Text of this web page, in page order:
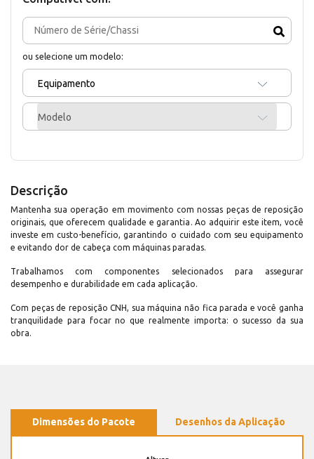
ou selecione um modelo:
Equipamento
Modelo
Descrição
Mantenha sua operação em movimento com nossas peças de reposição
originais, que oferecem qualidade e garantia. Ao adquirir este item, você
investe em custo-benefício, garantindo o cuidado com seu equipamento
e evitando dor de cabeça com máquinas paradas.
Trabalhamos com componentes selecionados para assegurar
desempenho e durabilidade em cada aplicação.
Com peças de reposição CNH, sua máquina não fica parada e você ganha
tranquilidade para focar no que realmente importa: o sucesso da sua
obra.
Dimensões do Pacote Desenhos da Aplicação